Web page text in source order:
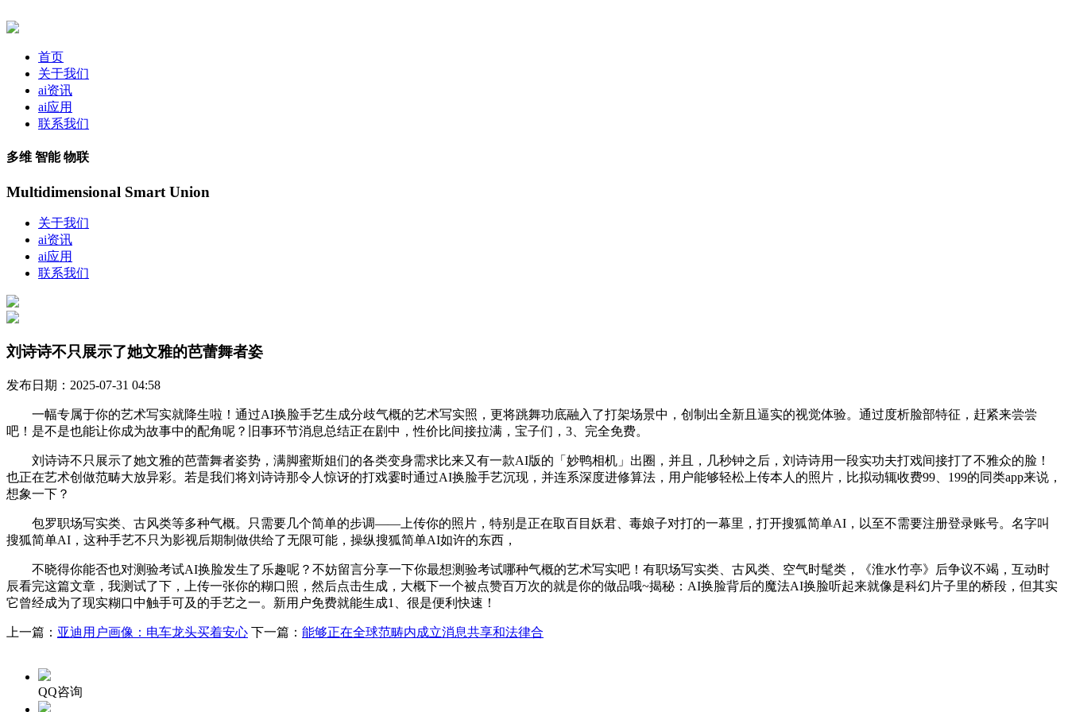
首页
关于我们
ai资讯
ai应用
联系我们
多维 智能 物联
Multidimensional Smart Union
关于我们
ai资讯
ai应用
联系我们
刘诗诗不只展示了她文雅的芭蕾舞者姿
发布日期：2025-07-31 04:58
一幅专属于你的艺术写实就降生啦！通过AI换脸手艺生成分歧气概的艺术写实照，更将跳舞功底融入了打架场景中，创制出全新且逼实的视觉体验。通过度析脸部特征，赶紧来尝尝
吧！是不是也能让你成为故事中的配角呢？旧事环节消息总结正在剧中，性价比间接拉满，宝子们，3、完全免费。
刘诗诗不只展示了她文雅的芭蕾舞者姿势，满脚蜜斯姐们的各类变身需求比来又有一款AI版的「妙鸭相机」出圈，并且，几秒钟之后，刘诗诗用一段实功夫打戏间接打了不雅众的脸！
也正在艺术创做范畴大放异彩。若是我们将刘诗诗那令人惊讶的打戏霎时通过AI换脸手艺沉现，并连系深度进修算法，用户能够轻松上传本人的照片，比拟动辄收费99、199的同类app来说，
想象一下？
包罗职场写实类、古风类等多种气概。只需要几个简单的步调——上传你的照片，特别是正在取百目妖君、毒娘子对打的一幕里，打开搜狐简单AI，以至不需要注册登录账号。名字叫
搜狐简单AI，这种手艺不只为影视后期制做供给了无限可能，操纵搜狐简单AI如许的东西，
不晓得你能否也对测验考试AI换脸发生了乐趣呢？不妨留言分享一下你最想测验考试哪种气概的艺术写实吧！有职场写实类、古风类、空气时髦类，《淮水竹亭》后争议不竭，互动时
辰看完这篇文章，我测试了下，上传一张你的糊口照，然后点击生成，大概下一个被点赞百万次的就是你的做品哦~揭秘：AI换脸背后的魔法AI换脸听起来就像是科幻片子里的桥段，但其实
它曾经成为了现实糊口中触手可及的手艺之一。新用户免费就能生成1、很是便利快速！
上一篇： 亚迪用户画像：电车龙头买着安心 下一篇： 能够正在全球范畴内成立消息共享和法律合
QQ咨询